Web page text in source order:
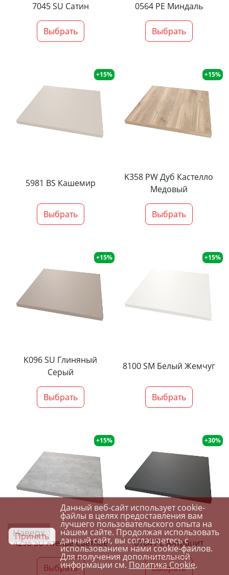
7045 SU Сатин
Выбрать
0564 PE Миндаль
Выбрать
+15%
5981 BS Кашемир
Выбрать
+15%
K358 PW Дуб Кастелло
Медовый
Выбрать
+15%
K096 SU Глиняный
Серый
Выбрать
+15%
8100 SM Белый Жемчуг
Выбрать
+15%
4298 SU Ателье Светлое
Выбрать
+30%
0164 PE Антрацит
Выбрать
Наверх
Принять
Данный веб-сайт использует cookie-
файлы в целях предоставления вам
лучшего пользовательского опыта на
нашем сайте. Продолжая использовать
данный сайт, вы соглашаетесь с
использованием нами cookie-файлов.
Для получения дополнительной
информации см.Политика Cookie.